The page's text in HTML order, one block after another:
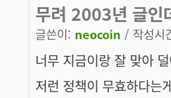
무려 2003년 글인
글쓴이: neocoin / 작성시
너무 지금이랑 잘 맞아
저런 정책이 무효하다는